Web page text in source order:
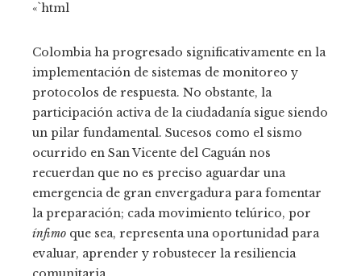
«`html
Colombia ha progresado significativamente en la
implementación de sistemas de monitoreo y
protocolos de respuesta. No obstante, la
participación activa de la ciudadanía sigue siendo
un pilar fundamental. Sucesos como el sismo
ocurrido en San Vicente del Caguán nos
recuerdan que no es preciso aguardar una
emergencia de gran envergadura para fomentar
la preparación; cada movimiento telúrico, por
ínfimo que sea, representa una oportunidad para
evaluar, aprender y robustecer la resiliencia